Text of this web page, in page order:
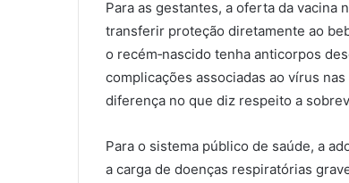
Para as gestantes, a oferta da vacina
transferir proteção diretamente ao
o recém‑nascido tenha anticorpos
complicações associadas ao vírus
diferença no que diz respeito a
Para o sistema público de saúde, a
a carga de doenças respiratórias